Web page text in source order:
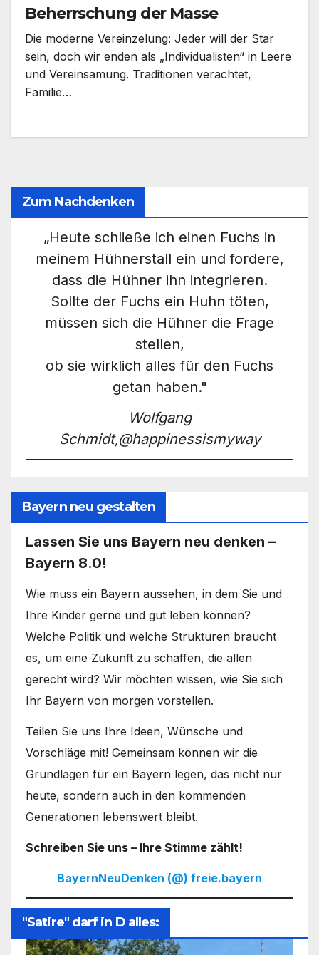
Beherrschung der Masse
Die moderne Vereinzelung: Jeder will der Star
sein, doch wir enden als „Individualisten“ in Leere
und Vereinsamung. Traditionen verachtet,
Familie…
Zum Nachdenken
„Heute schließe ich einen Fuchs in
meinem Hühnerstall ein und fordere,
dass die Hühner ihn integrieren.
Sollte der Fuchs ein Huhn töten,
müssen sich die Hühner die Frage
stellen,
ob sie wirklich alles für den Fuchs
getan haben."
Wolfgang
Schmidt,@happinessismyway
Bayern neu gestalten
Lassen Sie uns Bayern neu denken –
Bayern 8.0!
Wie muss ein Bayern aussehen, in dem Sie und
Ihre Kinder gerne und gut leben können?
Welche Politik und welche Strukturen braucht
es, um eine Zukunft zu schaffen, die allen
gerecht wird? Wir möchten wissen, wie Sie sich
Ihr Bayern von morgen vorstellen.
Teilen Sie uns Ihre Ideen, Wünsche und
Vorschläge mit! Gemeinsam können wir die
Grundlagen für ein Bayern legen, das nicht nur
heute, sondern auch in den kommenden
Generationen lebenswert bleibt.
Schreiben Sie uns – Ihre Stimme zählt!
BayernNeuDenken (@) freie.bayern
"Satire" darf in D alles: